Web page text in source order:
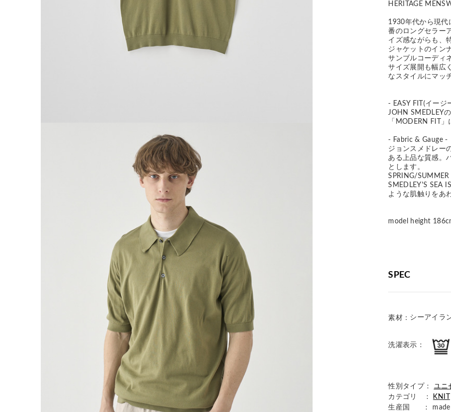
HERITAGE
1930年代から現代
番のロングセラー
イズ感ながらも、
ジャケットのイン
サンブルコーディ
サイズ展開も幅広
なスタイルにマッ
- EASY FIT(イージ
JOHN SMEDLEY
「MODERN FIT
- Fabric & Gauge -
ジョンスメドレー
ある上品な質感。
とします。
SPRING/
SMEDLEY'S SEA
ような肌触りをあ
model height
SPEC
素材： シーアイラ
洗濯表示：
性別タイプ： ユニ
カテゴリ ：
KNIT
生産国
：